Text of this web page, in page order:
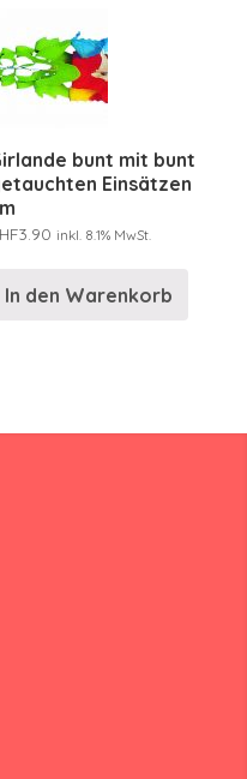
bunt mit bunt
Einsätzen
3.90 inkl. 8.1% MwSt.
In den Warenkorb